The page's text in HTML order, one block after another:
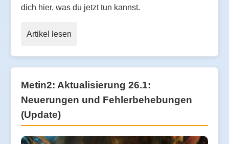
dich hier, was du jetzt tun kannst.
Artikel lesen
Metin2: Aktualisierung 26.1:
Neuerungen und Fehlerbehebungen
(Update)